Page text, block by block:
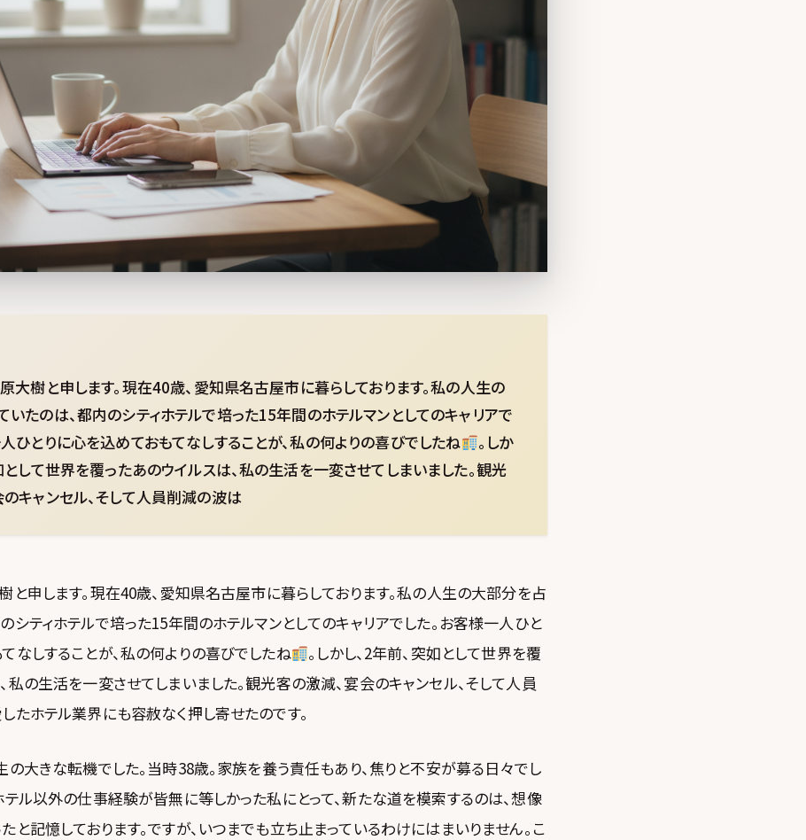
大樹と申します。現在40歳、愛知県名古屋市に暮らしております。私の人生の
たのは、都内のシティホテルで培った15年間のホテルマンとしてのキャリアで
ひとりに心を込めておもてなしすることが、私の何よりの喜びでしたね
。しか
として世界を覆ったあのウイルスは、私の生活を一変させてしまいました。観光
キャンセル、そして人員削減の波は
と申します。現在40歳、愛知県名古屋市に暮らしております。私の人生の大部分を占
シティホテルで培った15年間のホテルマンとしてのキャリアでした。お客様一人ひと
なしすることが、私の何よりの喜びでしたね
。しかし、2年前、突如として世界を覆
私の生活を一変させてしまいました。観光客の激減、宴会のキャンセル、そして人員
たホテル業界にも容赦なく押し寄せたのです。
の大きな転機でした。当時38歳。家族を養う責任もあり、焦りと不安が募る日々でし
テル以外の仕事経験が皆無に等しかった私にとって、新たな道を模索するのは、想像
と記憶しております。ですが、いつまでも立ち止まっているわけにはまいりません。こ